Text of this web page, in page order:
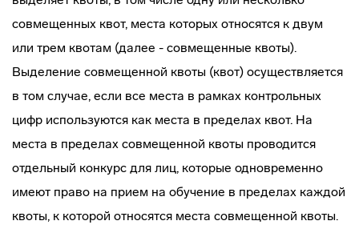
совмещенных квот, места которых относятся к двум
или трем квотам (далее - совмещенные квоты).
Выделение совмещенной квоты (квот) осуществляется
в том случае, если все места в рамках контрольных
цифр используются как места в пределах квот. На
места в пределах совмещенной квоты проводится
отдельный конкурс для лиц, которые одновременно
имеют право на прием на обучение в пределах каждой
квоты, к которой относятся места совмещенной квоты.